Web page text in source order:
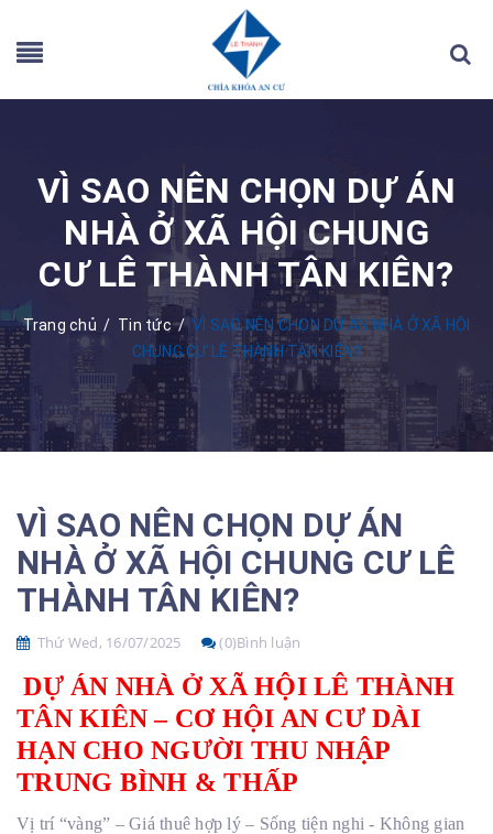
VÌ SAO NÊN CHỌN DỰ ÁN
NHÀ Ở XÃ HỘI CHUNG
CƯ LÊ THÀNH TÂN KIÊN?
Trang chủ / Tin tức / VÌ SAO NÊN CHỌN DỰ ÁN NHÀ Ở XÃ HỘI
CHUNG CƯ LÊ THÀNH TÂN KIÊN?
VÌ SAO NÊN CHỌN DỰ ÁN
NHÀ Ở XÃ HỘI CHUNG CƯ LÊ
THÀNH TÂN KIÊN?
Thứ Wed, 16/07/2025 (0)Bình luận
DỰ ÁN NHÀ Ở XÃ HỘI LÊ THÀNH
TÂN KIÊN – CƠ HỘI AN CƯ DÀI
HẠN CHO NGƯỜI THU NHẬP
TRUNG BÌNH & THẤP
Vị trí “vàng” – Giá thuê hợp lý – Sống tiện nghi - Không gian